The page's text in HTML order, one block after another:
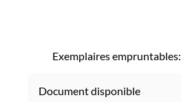
Exemplaires empruntables:
Document disponible